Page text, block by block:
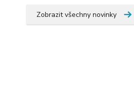
Zobrazit všechny novinky